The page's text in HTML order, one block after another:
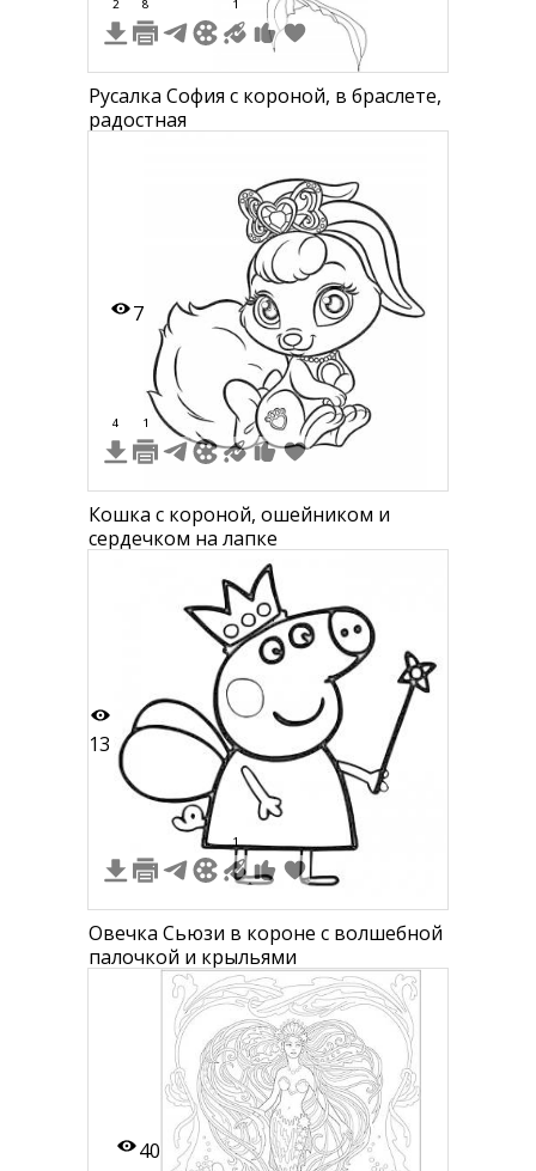
2 8 1
Русалка София с короной, в браслете,
радостная
7
4 1
Кошка с короной, ошейником и
сердечком на лапке
13
1 1
Овечка Сьюзи в короне с волшебной
палочкой и крыльями
40